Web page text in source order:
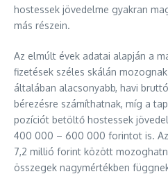
hostessek jövedelme gyakran
más részein.
Az elmúlt évek adatai alapján a
fizetések széles skálán
általában alacsonyabb, havi
bérezésre számíthatnak, míg a
pozíciót betöltő hostessek
400 000 – 600 000 forintot is. Az
7,2 millió forint között
összegek nagymértékben